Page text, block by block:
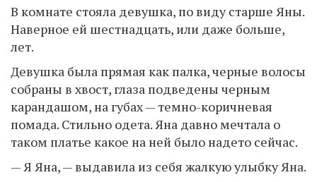
В комнате стояла девушка, по виду старше Яны.
Наверное ей шестнадцать, или даже больше,
лет.
Девушка была прямая как палка, черные волосы
собраны в хвост, глаза подведены черным
карандашом, на губах — темно-коричневая
помада. Стильно одета. Яна давно мечтала о
таком платье какое на ней было надето сейчас.
— Я Яна, — выдавила из себя жалкую улыбку Яна.